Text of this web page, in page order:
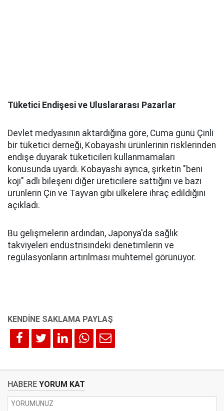
Tüketici Endişesi ve Uluslararası Pazarlar
Devlet medyasının aktardığına göre, Cuma günü Çinli
bir tüketici derneği, Kobayashi ürünlerinin risklerinden
endişe duyarak tüketicileri kullanmamaları
konusunda uyardı. Kobayashi ayrıca, şirketin "beni
koji" adlı bileşeni diğer üreticilere sattığını ve bazı
ürünlerin Çin ve Tayvan gibi ülkelere ihraç edildiğini
açıkladı.
Bu gelişmelerin ardından, Japonya'da sağlık
takviyeleri endüstrisindeki denetimlerin ve
regülasyonların artırılması muhtemel görünüyor.
HABERE YORUM KAT